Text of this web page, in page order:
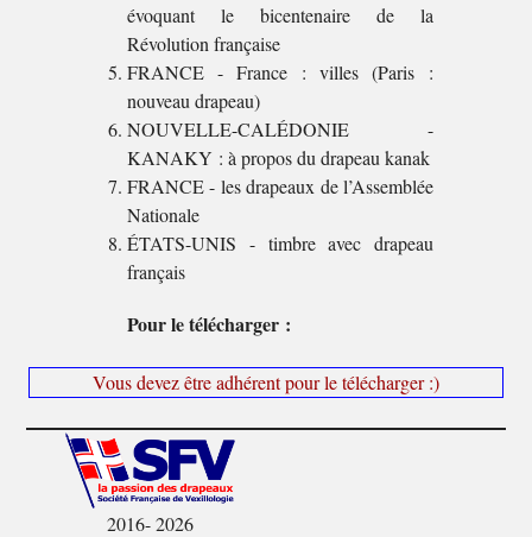
évoquant le bicentenaire de la
Révolution française
FRANCE - France : villes (Paris :
nouveau drapeau)
NOUVELLE-CALÉDONIE -
KANAKY : à propos du drapeau kanak
FRANCE - les drapeaux de l’Assemblée
Nationale
ÉTATS-UNIS - timbre avec drapeau
français
Pour le télécharger :
Vous devez être adhérent pour le télécharger :)
2016- 2026